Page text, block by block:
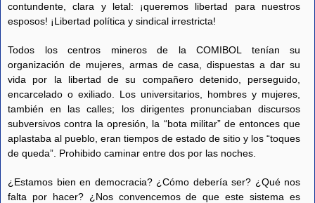
contundente, clara y letal: ¡queremos libertad para nuestros
esposos! ¡Libertad política y sindical irrestricta!
Todos los centros mineros de la COMIBOL tenían su
organización de mujeres, armas de casa, dispuestas a dar su
vida por la libertad de su compañero detenido, perseguido,
encarcelado o exiliado. Los universitarios, hombres y mujeres,
también en las calles; los dirigentes pronunciaban discursos
subversivos contra la opresión, la “bota militar” de entonces que
aplastaba al pueblo, eran tiempos de estado de sitio y los “toques
de queda”. Prohibido caminar entre dos por las noches.
¿Estamos bien en democracia? ¿Cómo debería ser? ¿Qué nos
falta por hacer? ¿Nos convencemos de que este sistema es